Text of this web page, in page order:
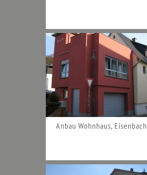
Anbau Wohnhaus, Eisenbach